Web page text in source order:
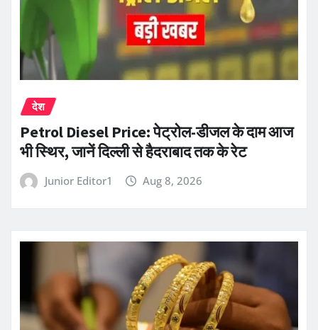
देश
Petrol Diesel Price: पेट्रोल-डीजल के दाम आज
भी स्थिर, जानें दिल्ली से हैदराबाद तक के रेट
Junior Editor1 Aug 8, 2026